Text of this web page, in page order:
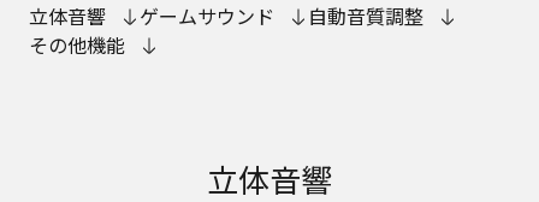
立体音響 ゲームサウンド
自動音質調整
その他機能
立体音響